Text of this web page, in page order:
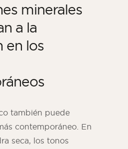
minerales
a la
en los
también puede
contemporáneo. En
seca, los tonos